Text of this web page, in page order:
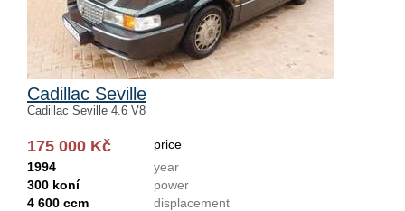
Cadillac Seville
Cadillac Seville 4.6 V8
175 000 Kč
price
1994
year
300 koní
power
4 600 ccm
displacement